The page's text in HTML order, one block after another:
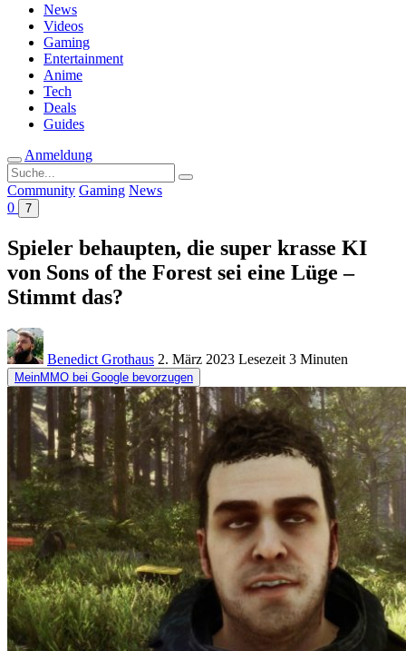
News
Videos
Gaming
Entertainment
Anime
Tech
Deals
Guides
Anmeldung
Suche
nach:
Community Gaming News
0
7
Spieler behaupten, die super krasse KI
von Sons of the Forest sei eine Lüge –
Stimmt das?
Benedict Grothaus 2. März 2023 Lesezeit 3 Minuten
MeinMMO bei Google bevorzugen